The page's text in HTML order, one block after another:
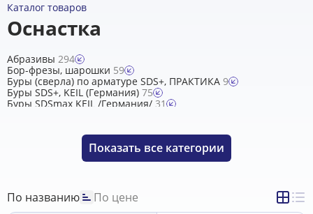
Каталог товаров
Оснастка
Абразивы 294
Бор-фрезы, шарошки 59
Буры (сверла) по арматуре SDS+, ПРАКТИКА 9
Буры SDS+, KEIL (Германия) 75
Буры SDSmax KEIL /Германия/ 31
Диски алмазные DISTAR для плиткорезов и отрезных
Диски алмазные DISTAR для УШМ0
Диски пильные BOSCH, MAKITA
Диски пильные CUTOP22
Показать все категории
По названию
По цене